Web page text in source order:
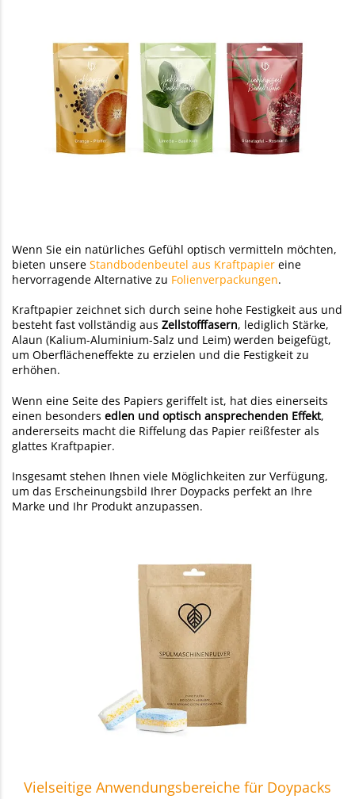
Wenn Sie ein natürliches Gefühl optisch vermitteln möchten,
bieten unsere Standbodenbeutel aus Kraftpapier eine
hervorragende Alternative zu Folienverpackungen.
Kraftpapier zeichnet sich durch seine hohe Festigkeit aus und
besteht fast vollständig aus Zellstofffasern, lediglich Stärke,
Alaun (Kalium-Aluminium-Salz und Leim) werden beigefügt,
um Oberflächeneffekte zu erzielen und die Festigkeit zu
erhöhen.
Wenn eine Seite des Papiers geriffelt ist, hat dies einerseits
einen besonders edlen und optisch ansprechenden Effekt,
andererseits macht die Riffelung das Papier reißfester als
glattes Kraftpapier.
Insgesamt stehen Ihnen viele Möglichkeiten zur Verfügung,
um das Erscheinungsbild Ihrer Doypacks perfekt an Ihre
Marke und Ihr Produkt anzupassen.
Vielseitige Anwendungsbereiche für Doypacks